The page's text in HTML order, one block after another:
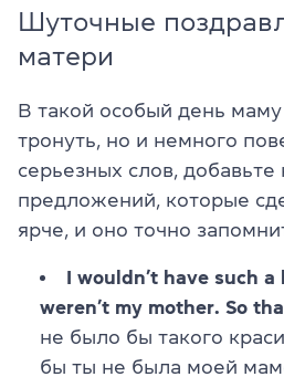
Шуточные
матери
В такой особый день
тронуть, но и немного
серьезных слов, добавьте
предложений, которые
ярче, и оно точно
I wouldn’t have such
weren’t my mother. So
не было бы такого
бы ты не была моей